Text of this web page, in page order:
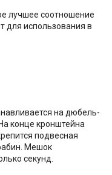
лучшее соотношение
для использования в
на дюбель-
конце кронштейна
подвесная
Мешок
секунд.